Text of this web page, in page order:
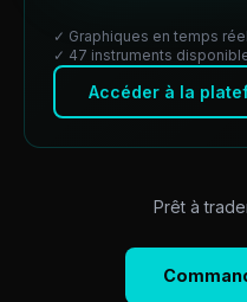
✓ Graphiques en temps réel
✓ 47 instruments
Accéder à la
Prêt à